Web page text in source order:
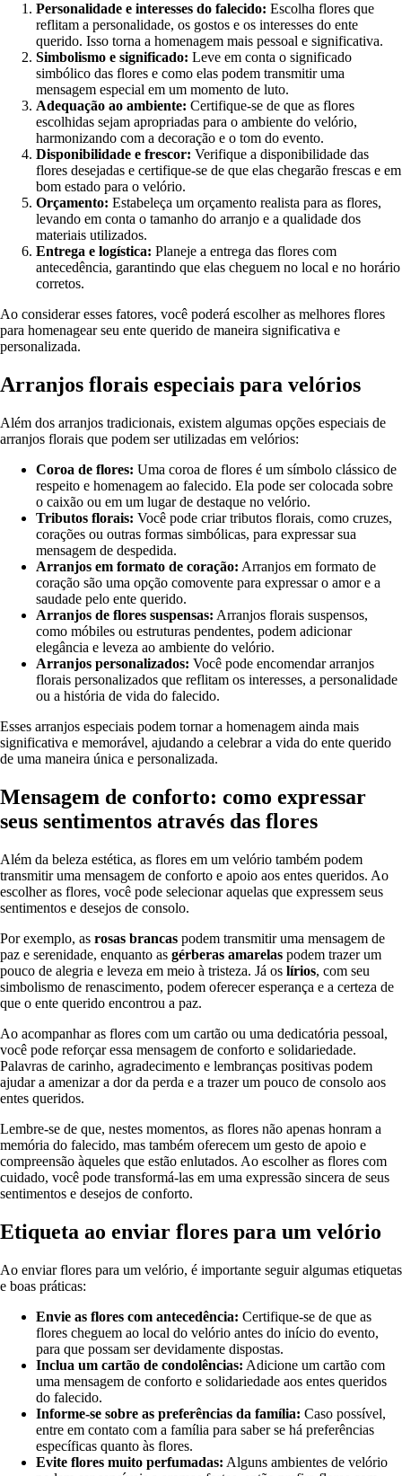
Personalidade e interesses do falecido: Escolha flores que
reflitam a personalidade, os gostos e os interesses do ente
querido. Isso torna a homenagem mais pessoal e significativa.
Simbolismo e significado: Leve em conta o significado
simbólico das flores e como elas podem transmitir uma
mensagem especial em um momento de luto.
Adequação ao ambiente: Certifique-se de que as flores
escolhidas sejam apropriadas para o ambiente do velório,
harmonizando com a decoração e o tom do evento.
Disponibilidade e frescor: Verifique a disponibilidade das
flores desejadas e certifique-se de que elas chegarão frescas e em
bom estado para o velório.
Orçamento: Estabeleça um orçamento realista para as flores,
levando em conta o tamanho do arranjo e a qualidade dos
materiais utilizados.
Entrega e logística: Planeje a entrega das flores com
antecedência, garantindo que elas cheguem no local e no horário
corretos.
Ao considerar esses fatores, você poderá escolher as melhores flores
para homenagear seu ente querido de maneira significativa e
personalizada.
Arranjos florais especiais para velórios
Além dos arranjos tradicionais, existem algumas opções especiais de
arranjos florais que podem ser utilizadas em velórios:
Coroa de flores: Uma coroa de flores é um símbolo clássico de
respeito e homenagem ao falecido. Ela pode ser colocada sobre
o caixão ou em um lugar de destaque no velório.
Tributos florais: Você pode criar tributos florais, como cruzes,
corações ou outras formas simbólicas, para expressar sua
mensagem de despedida.
Arranjos em formato de coração: Arranjos em formato de
coração são uma opção comovente para expressar o amor e a
saudade pelo ente querido.
Arranjos de flores suspensas: Arranjos florais suspensos,
como móbiles ou estruturas pendentes, podem adicionar
elegância e leveza ao ambiente do velório.
Arranjos personalizados: Você pode encomendar arranjos
florais personalizados que reflitam os interesses, a personalidade
ou a história de vida do falecido.
Esses arranjos especiais podem tornar a homenagem ainda mais
significativa e memorável, ajudando a celebrar a vida do ente querido
de uma maneira única e personalizada.
Mensagem de conforto: como expressar
seus sentimentos através das flores
Além da beleza estética, as flores em um velório também podem
transmitir uma mensagem de conforto e apoio aos entes queridos. Ao
escolher as flores, você pode selecionar aquelas que expressem seus
sentimentos e desejos de consolo.
Por exemplo, as rosas brancas podem transmitir uma mensagem de
paz e serenidade, enquanto as gérberas amarelas podem trazer um
pouco de alegria e leveza em meio à tristeza. Já os lírios, com seu
simbolismo de renascimento, podem oferecer esperança e a certeza de
que o ente querido encontrou a paz.
Ao acompanhar as flores com um cartão ou uma dedicatória pessoal,
você pode reforçar essa mensagem de conforto e solidariedade.
Palavras de carinho, agradecimento e lembranças positivas podem
ajudar a amenizar a dor da perda e a trazer um pouco de consolo aos
entes queridos.
Lembre-se de que, nestes momentos, as flores não apenas honram a
memória do falecido, mas também oferecem um gesto de apoio e
compreensão àqueles que estão enlutados. Ao escolher as flores com
cuidado, você pode transformá-las em uma expressão sincera de seus
sentimentos e desejos de conforto.
Etiqueta ao enviar flores para um velório
Ao enviar flores para um velório, é importante seguir algumas etiquetas
e boas práticas:
Envie as flores com antecedência: Certifique-se de que as
flores cheguem ao local do velório antes do início do evento,
para que possam ser devidamente dispostas.
Inclua um cartão de condolências: Adicione um cartão com
uma mensagem de conforto e solidariedade aos entes queridos
do falecido.
Informe-se sobre as preferências da família: Caso possível,
entre em contato com a família para saber se há preferências
específicas quanto às flores.
Evite flores muito perfumadas: Alguns ambientes de velório